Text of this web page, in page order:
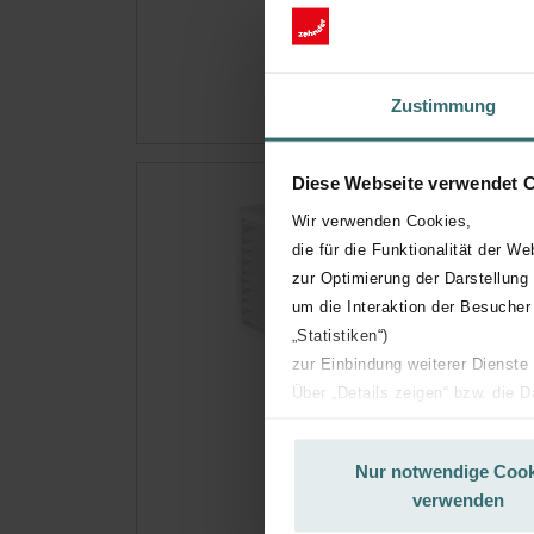
Zustimmung
Diese Webseite verwendet
Wir verwenden Cookies,
die für die Funktionalität der
zur Optimierung der Darstellung
um die Interaktion der
„Statistiken“)
zur Einbindung weiterer
Über „Details zeigen“ bzw. die
basierend auf Ihren Interessen
Datenschutzerklärung widerrufen.
Nur notwendige
verwenden
Das
Auf